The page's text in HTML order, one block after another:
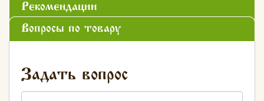
Рекомендации
Вопросы по товару
Задать вопрос